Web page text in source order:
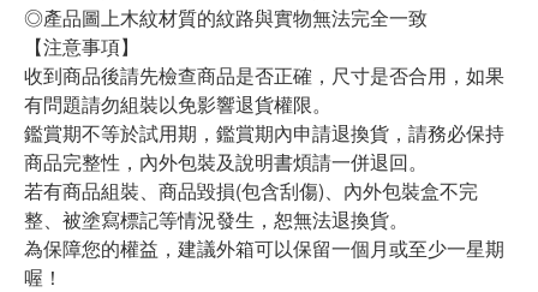
◎產品圖上木紋材質的紋路與實物無法完全一致
【注意事項】
收到商品後請先檢查商品是否正確，尺寸是否合用，如果
有問題請勿組裝以免影響退貨權限。
鑑賞期不等於試用期，鑑賞期內申請退換貨，請務必保持
商品完整性，內外包裝及說明書煩請一併退回。
若有商品組裝、商品毀損(包含刮傷)、內外包裝盒不完
整、被塗寫標記等情況發生，恕無法退換貨。
為保障您的權益，建議外箱可以保留一個月或至少一星期
喔！